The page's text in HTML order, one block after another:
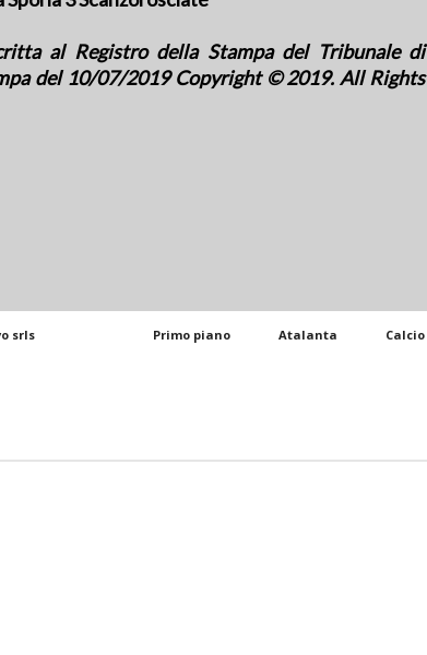
al Registro della Stampa del Tribunale di
del 10/07/2019 Copyright © 2019. All Rights
Primo piano Atalanta Calcio
srls